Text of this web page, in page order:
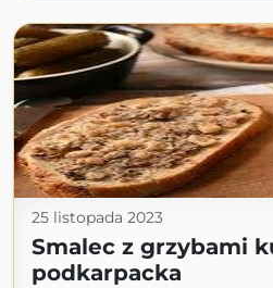
25 listopada 2023
Smalec z grzybami
podkarpacka